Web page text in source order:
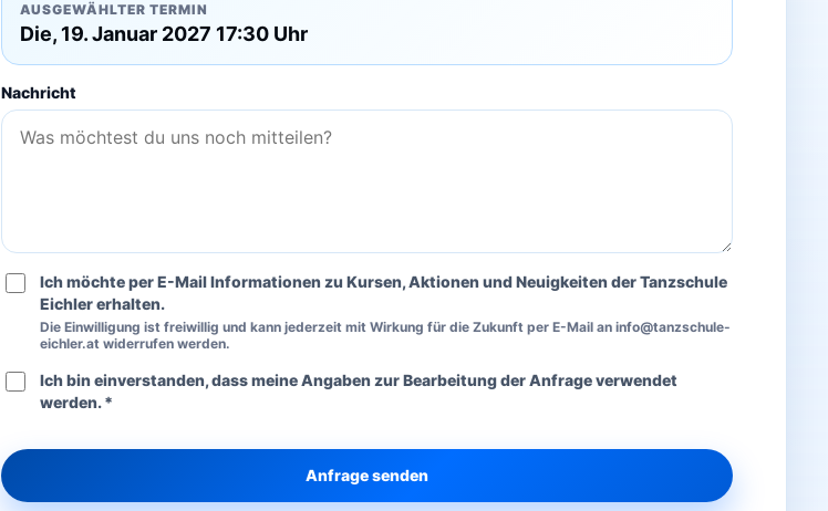
AUSGEWÄHLTER TERMIN
Die, 19. Januar 2027 17:30 Uhr
Nachricht
Ich möchte per E-Mail Informationen zu Kursen, Aktionen und Neuigkeiten der Tanzschule
Eichler erhalten.
Die Einwilligung ist freiwillig und kann jederzeit mit Wirkung für die Zukunft per E-Mail an info@tanzschule-
eichler.at widerrufen werden.
Ich bin einverstanden, dass meine Angaben zur Bearbeitung der Anfrage verwendet
werden. *
Anfrage senden